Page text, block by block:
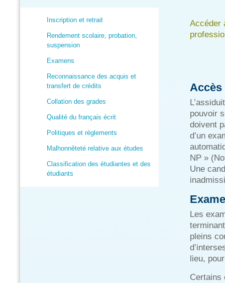
Inscription et retrait
Rendement scolaire, probation,
suspension
Examens
Reconnaissance des acquis et
transfert de crédits
Collation des grades
Qualité du français écrit
Politiques et règlements
Malhonnêteté relative aux études
Classification des étudiantes et des
étudiants
Accéder
Accès
pouvoir
doivent
d’un
NP »
Une
Les
pleins
lieu,
Certains